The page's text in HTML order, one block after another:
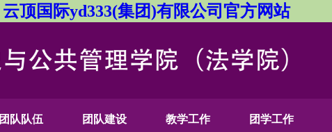
云顶国际yd333(集团)有限公司官方网站
团队队伍 团队建设 教学工作 团学工作